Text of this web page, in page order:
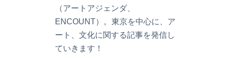
（アートアジェンダ、
ENCOUNT）。東京を中心に、ア
ート、文化に関する記事を発信し
ていきます！